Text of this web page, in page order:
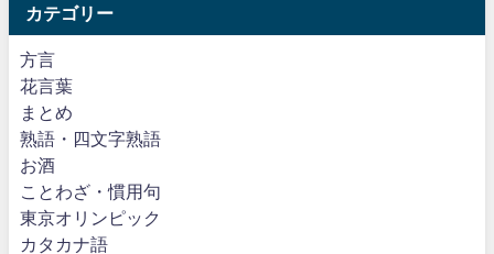
カテゴリー
方言
花言葉
まとめ
熟語・四文字熟語
お酒
ことわざ・慣用句
東京オリンピック
カタカナ語